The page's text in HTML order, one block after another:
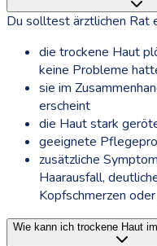
Du solltest ärztlichen Rat
die trockene Haut
keine Probleme
sie im
erscheint
die Haut stark
geeignete
zusätzliche
Haarausfall,
Kopfschmerzen
Wie kann ich trockene Haut